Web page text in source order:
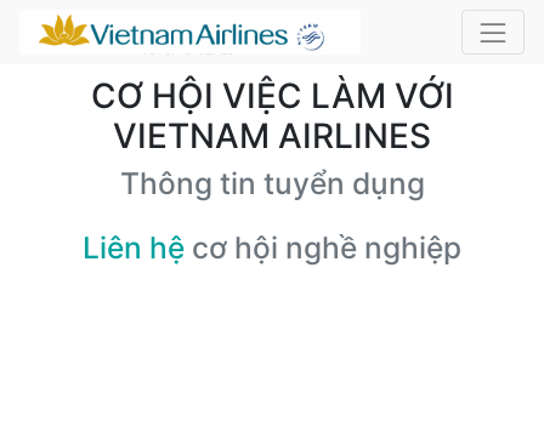
CƠ HỘI VIỆC LÀM VỚI
VIETNAM AIRLINES
Thông tin tuyển dụng
Liên hệ cơ hội nghề nghiệp